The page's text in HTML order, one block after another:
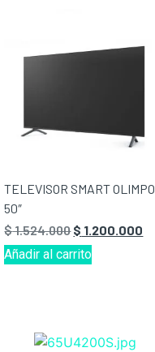
TELEVISOR SMART OLIMPO
50″
$1.524.000$ 1.200.000
Añadir al carrito